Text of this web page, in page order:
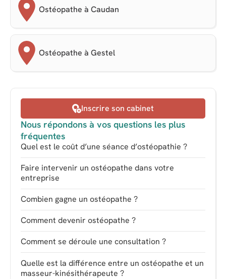
Ostéopathe à Caudan
Ostéopathe à Gestel
Inscrire son cabinet
Nous répondons à vos questions les plus
fréquentes
Quel est le coût d’une séance d’ostéopathie ?
Faire intervenir un ostéopathe dans votre
entreprise
Combien gagne un ostéopathe ?
Comment devenir ostéopathe ?
Comment se déroule une consultation ?
Quelle est la différence entre un ostéopathe et un
masseur-kinésithérapeute ?